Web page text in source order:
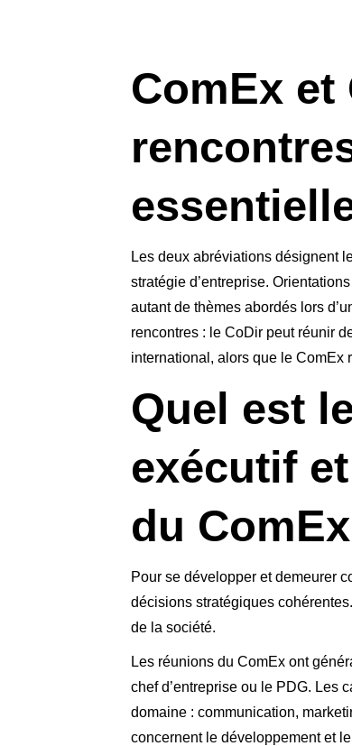
ComEx et
Les deux abréviations désignent
stratégie d’entreprise.
autant de thèmes abordés lors
rencontres : le CoDir peut réunir
international, alors que le ComEx
Quel est
exécutif
du
Pour se développer et demeurer
décisions stratégiques
de la société.
Les réunions du ComEx ont
chef d’entreprise ou le PDG. Les
domaine : communication,
concernent le développement et